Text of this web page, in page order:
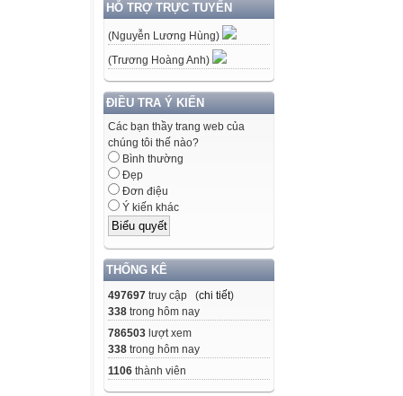
HỖ TRỢ TRỰC TUYẾN
(Nguyễn Lương Hùng)
(Trương Hoàng Anh)
ĐIỀU TRA Ý KIẾN
Các bạn thầy trang web của
chúng tôi thế nào?
Bình thường
Đẹp
Đơn điệu
Ý kiến khác
THỐNG KÊ
497697 truy cập (chi tiết)
338 trong hôm nay
786503 lượt xem
338 trong hôm nay
1106 thành viên